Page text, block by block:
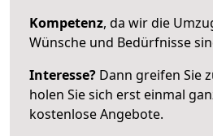
Kompetenz, da wir die
Wünsche und Bedürfnisse
Interesse? Dann greifen Sie
holen Sie sich erst einmal
kostenlose Angebote.